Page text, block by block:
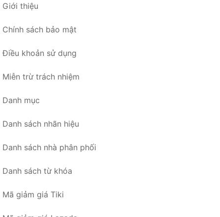
Giới thiệu
Chính sách bảo mật
Điều khoản sử dụng
Miễn trừ trách nhiệm
Danh mục
Danh sách nhãn hiệu
Danh sách nhà phân phối
Danh sách từ khóa
Mã giảm giá Tiki